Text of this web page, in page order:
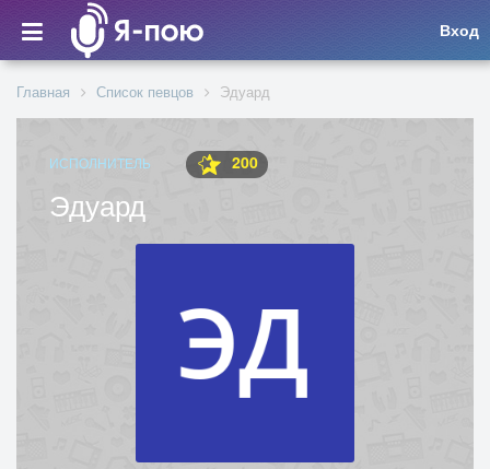
Вход
Главная Список певцов Эдуард
ИСПОЛНИТЕЛЬ 200
Эдуард